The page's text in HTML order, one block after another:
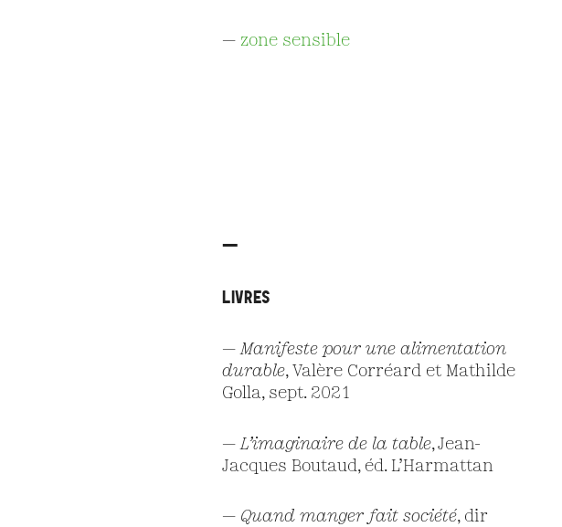
— zone sensible
—
LIVRES
—Manifeste pour une alimentation
durable, Valère Corréard et Mathilde
Golla, sept. 2021
— L’imaginaire de la table, Jean-
Jacques Boutaud, éd. L’Harmattan
— Quand manger fait société, dir